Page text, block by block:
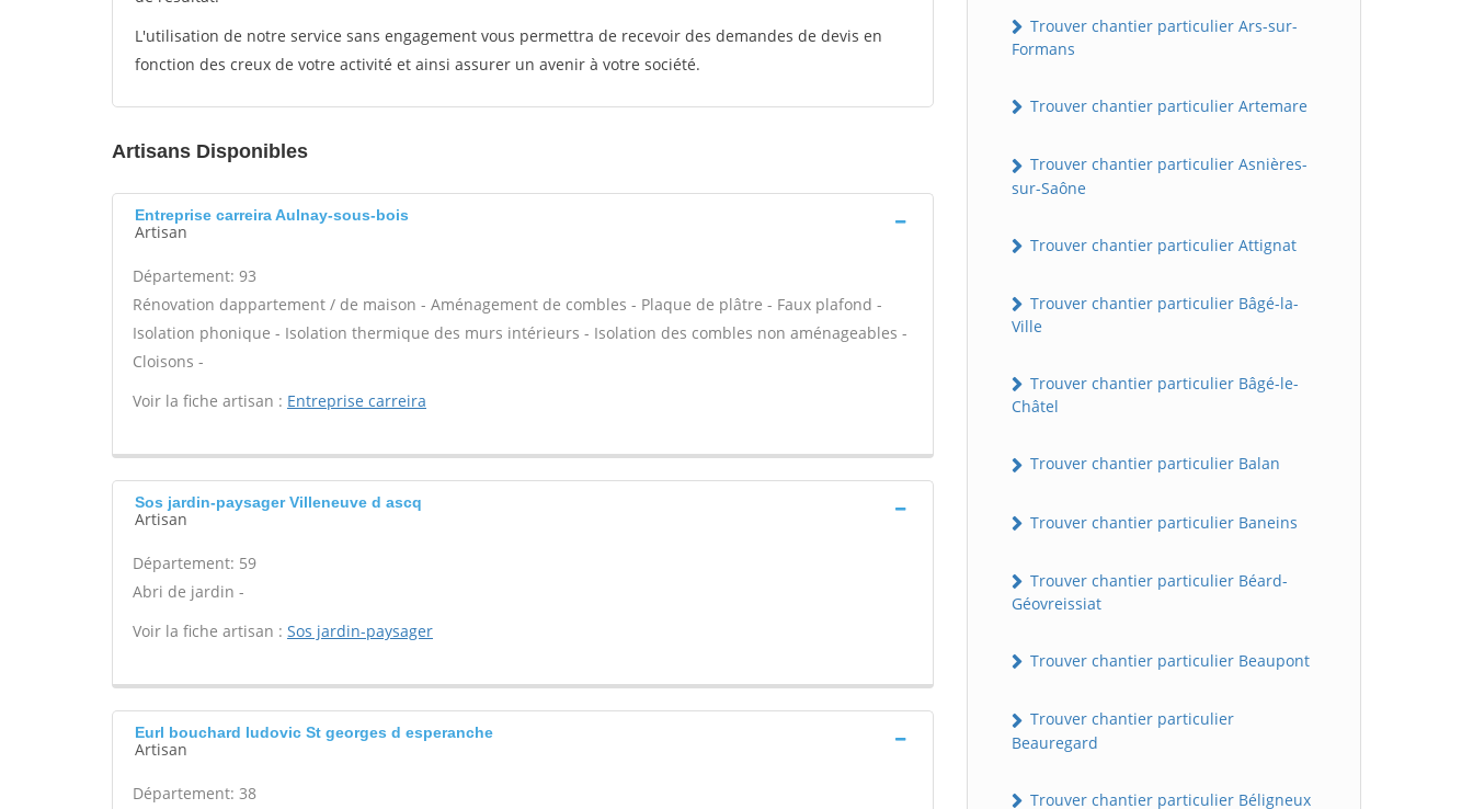
L'utilisation de notre service sans engagement vous permettra de recevoir des demandes de devis en
fonction des creux de votre activité et ainsi assurer un avenir à votre société.
Artisans Disponibles
Entreprise carreira Aulnay-sous-bois
Artisan
Département: 93
Rénovation dappartement / de maison - Aménagement de combles - Plaque de plâtre - Faux plafond -
Isolation phonique - Isolation thermique des murs intérieurs - Isolation des combles non aménageables -
Cloisons -
Voir la fiche artisan : Entreprise carreira
Sos jardin-paysager Villeneuve d ascq
Artisan
Département: 59
Abri de jardin -
Voir la fiche artisan : Sos jardin-paysager
Eurl bouchard ludovic St georges d esperanche
Artisan
Département: 38
Trouver chantier particulier Ars-sur-
Formans
Trouver chantier particulier Artemare
Trouver chantier particulier Asnières-
sur-Saône
Trouver chantier particulier Attignat
Trouver chantier particulier Bâgé-la-
Ville
Trouver chantier particulier Bâgé-le-
Châtel
Trouver chantier particulier Balan
Trouver chantier particulier Baneins
Trouver chantier particulier Béard-
Géovreissiat
Trouver chantier particulier Beaupont
Trouver chantier particulier
Beauregard
Trouver chantier particulier Béligneux